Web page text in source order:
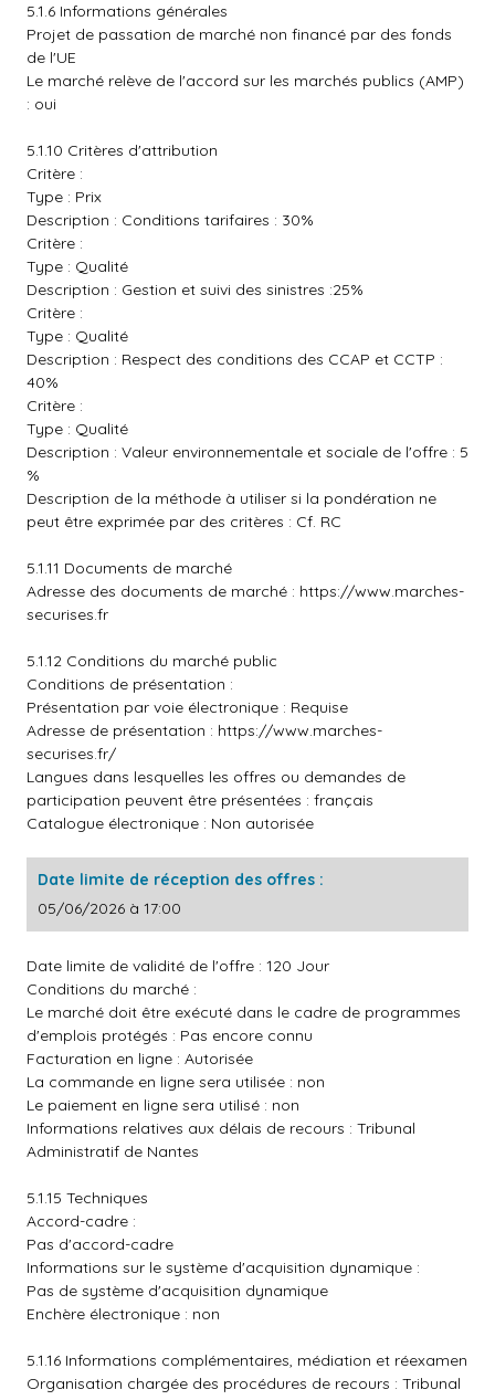
5.1.6 Informations générales
Projet de passation de marché non financé par des fonds
de l'UE
Le marché relève de l'accord sur les marchés publics (AMP)
: oui
5.1.10 Critères d'attribution
Critère :
Type : Prix
Description : Conditions tarifaires : 30%
Critère :
Type : Qualité
Description : Gestion et suivi des sinistres :25%
Critère :
Type : Qualité
Description : Respect des conditions des CCAP et CCTP :
40%
Critère :
Type : Qualité
Description : Valeur environnementale et sociale de l'offre : 5
%
Description de la méthode à utiliser si la pondération ne
peut être exprimée par des critères : Cf. RC
5.1.11 Documents de marché
Adresse des documents de marché : https://www.marches-
securises.fr
5.1.12 Conditions du marché public
Conditions de présentation :
Présentation par voie électronique : Requise
Adresse de présentation : https://www.marches-
securises.fr/
Langues dans lesquelles les offres ou demandes de
participation peuvent être présentées : français
Catalogue électronique : Non autorisée
Date limite de réception des offres :
05/06/2026 à 17:00
Date limite de validité de l'offre : 120 Jour
Conditions du marché :
Le marché doit être exécuté dans le cadre de programmes
d'emplois protégés : Pas encore connu
Facturation en ligne : Autorisée
La commande en ligne sera utilisée : non
Le paiement en ligne sera utilisé : non
Informations relatives aux délais de recours : Tribunal
Administratif de Nantes
5.1.15 Techniques
Accord-cadre :
Pas d'accord-cadre
Informations sur le système d'acquisition dynamique :
Pas de système d'acquisition dynamique
Enchère électronique : non
5.1.16 Informations complémentaires, médiation et réexamen
Organisation chargée des procédures de recours : Tribunal